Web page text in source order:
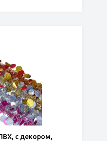
с декором,